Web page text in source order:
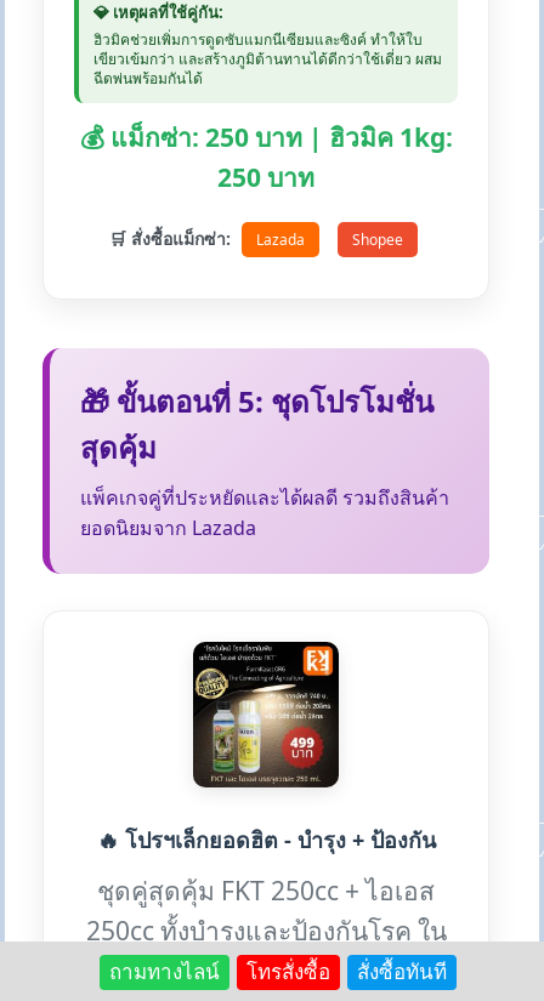
💎 เหตุผลที่ใช้คู่กัน:
ฮิวมิคช่วยเพิ่มการดูดซับแมกนีเซียมและซิงค์ ทำให้ใบ
เขียวเข้มกว่า และสร้างภูมิต้านทานได้ดีกว่าใช้เดี่ยว ผสม
ฉีดพ่นพร้อมกันได้
💰 แม็กซ่า: 250 บาท | ฮิวมิค 1kg:
250 บาท
🛒 สั่งซื้อแม็กซ่า: Lazada Shopee
🎁 ขั้นตอนที่ 5: ชุดโปรโมชั่น
สุดคุ้ม
แพ็คเกจคู่ที่ประหยัดและได้ผลดี รวมถึงสินค้า
ยอดนิยมจาก Lazada
🔥 โปรฯเล็กยอดฮิต - บำรุง + ป้องกัน
ชุดคู่สุดคุ้ม FKT 250cc + ไอเอส
250cc ทั้งบำรุงและป้องกันโรค ใน
ราคาเดียว
ถามทางไลน์ โทรสั่งซื้อ สั่งซื้อทันที